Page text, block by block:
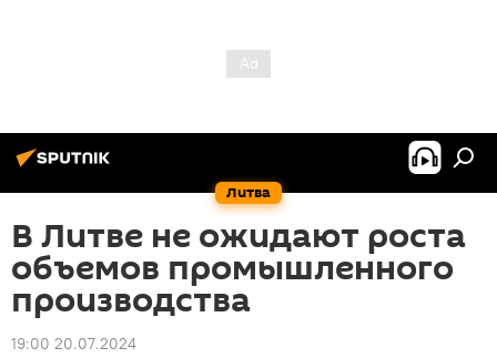
Литва
В Литве не ожидают роста
объемов промышленного
производства
19:00 20.07.2024